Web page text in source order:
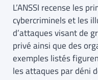
L’ANSSI recense les
cybercriminels et les
d’attaques visant de
privé ainsi que des
exemples listés
les attaques par déni